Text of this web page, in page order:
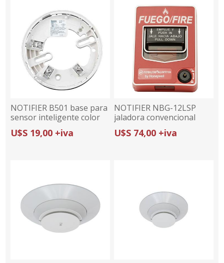
NOTIFIER B501 base para
sensor inteligente color
blanco
U$S 19,00 +iva
NOTIFIER NBG-12LSP
jaladora convencional
U$S 74,00 +iva